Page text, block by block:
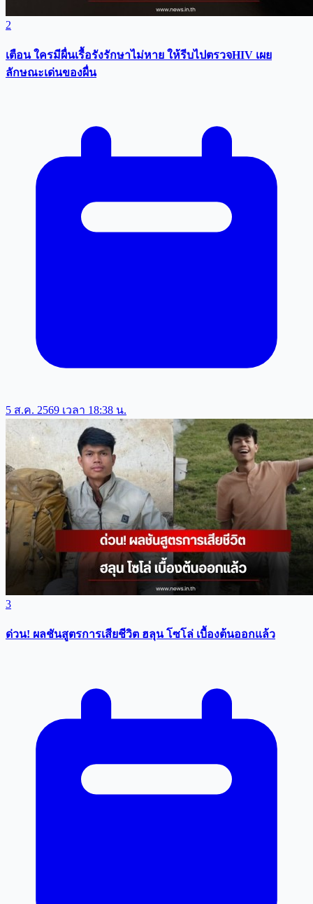
2
เตือน ใครมีผื่นเรื้อรังรักษาไม่หาย ให้รีบไปตรวจHIV เผย
ลักษณะเด่นของผื่น
5 ส.ค. 2569 เวลา 18:38 น.
3
ด่วน! ผลชันสูตรการเสียชีวิต ฮลุน โซโล่ เบื้องต้นออกแล้ว